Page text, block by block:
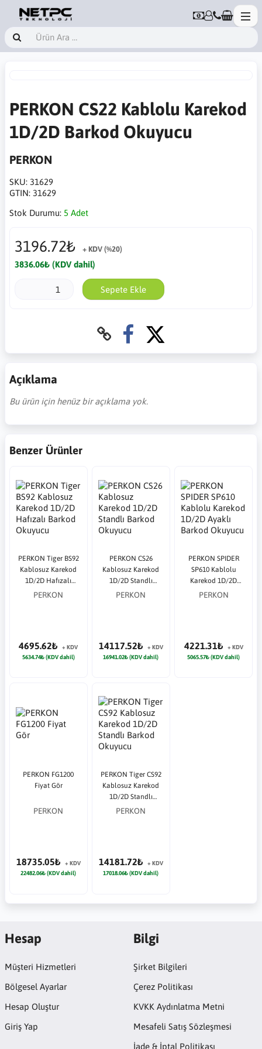
PERKON CS22 Kablolu Karekod
1D/2D Barkod Okuyucu
PERKON
SKU: 31629
GTIN: 31629
Stok Durumu: 5 Adet
3196.72₺ + KDV (%20)
3836.06₺ (KDV dahil)
Sepete Ekle
Açıklama
Bu ürün için henüz bir açıklama yok.
Benzer Ürünler
PERKON Tiger BS92
Kablosuz Karekod
1D/2D Hafızalı
Barkod Okuyucu
PERKON
4695.62₺
+ KDV
5634.74₺ (KDV dahil)
PERKON CS26
Kablosuz Karekod
1D/2D Standlı
Barkod Okuyucu
PERKON
14117.52₺
+ KDV
16941.02₺ (KDV dahil)
PERKON SPIDER
SP610 Kablolu
Karekod 1D/2D
Ayaklı Barkod
PERKON
4221.31₺
+ KDV
5065.57₺ (KDV dahil)
PERKON FG1200
Fiyat Gör
PERKON
18735.05₺
+ KDV
22482.06₺ (KDV dahil)
PERKON Tiger CS92
Kablosuz Karekod
1D/2D Standlı
Barkod Okuyucu
PERKON
14181.72₺
+ KDV
17018.06₺ (KDV dahil)
Hesap
Müşteri Hizmetleri
Bölgesel Ayarlar
Hesap Oluştur
Giriş Yap
Bilgi
Şirket Bilgileri
Çerez Politikası
KVKK Aydınlatma Metni
Mesafeli Satış Sözleşmesi
İade & İptal Politikası